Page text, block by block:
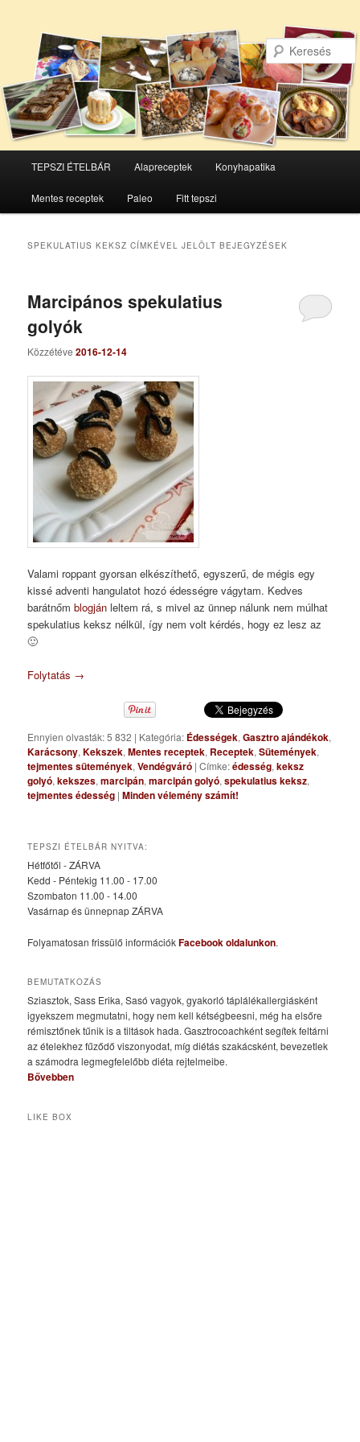
Tovább
az
Tovább
a
TEPSZI ÉTELBÁR Alapreceptek Konyhapatika
Mentes receptek Paleo Fitt tepszi
SPEKULATIUS KEKSZ CÍMKÉVEL JELÖLT BEJEGYZÉSEK
Marcipános spekulatius
golyók
Közzétéve2016-12-14
Valami roppant gyorsan elkészíthető, egyszerű, de mégis egy
kissé adventi hangulatot hozó édességre vágytam. Kedves
barátnőmblogjánleltem rá, s mivel az ünnep nálunk nem múlhat
spekulatius keksz nélkül, így nem volt kérdés, hogy ez lesz az
🙂
Folytatás →
Ennyien olvasták: 5 832 | Kategória: Édességek,Gasztro ajándékok,
Karácsony,Kekszek,Mentes receptek, Receptek,Sütemények,
tejmentes sütemények,Vendégváró |Címke:édesség,keksz
golyó,kekszes,marcipán,marcipán golyó,spekulatius keksz,
tejmentes édesség |Minden vélemény számít!
TEPSZI ÉTELBÁR NYITVA:
Hétfőtől - ZÁRVA
Kedd - Péntekig 11.00 - 17.00
Szombaton 11.00 - 14.00
Vasárnap és ünnepnap ZÁRVA
Folyamatosan frissülő információkFacebook oldalunkon.
BEMUTATKOZÁS
Sziasztok, Sass Erika, Sasó vagyok, gyakorló táplálékallergiásként
igyekszem megmutatni, hogy nem kell kétségbeesni, még ha elsőre
rémisztőnek tűnik is a tiltások hada. Gasztrocoachként segítek feltárni
az ételekhez fűződő viszonyodat, míg diétás szakácsként, bevezetlek
a számodra legmegfelelőbb diéta rejtelmeibe.
Bővebben
LIKE BOX